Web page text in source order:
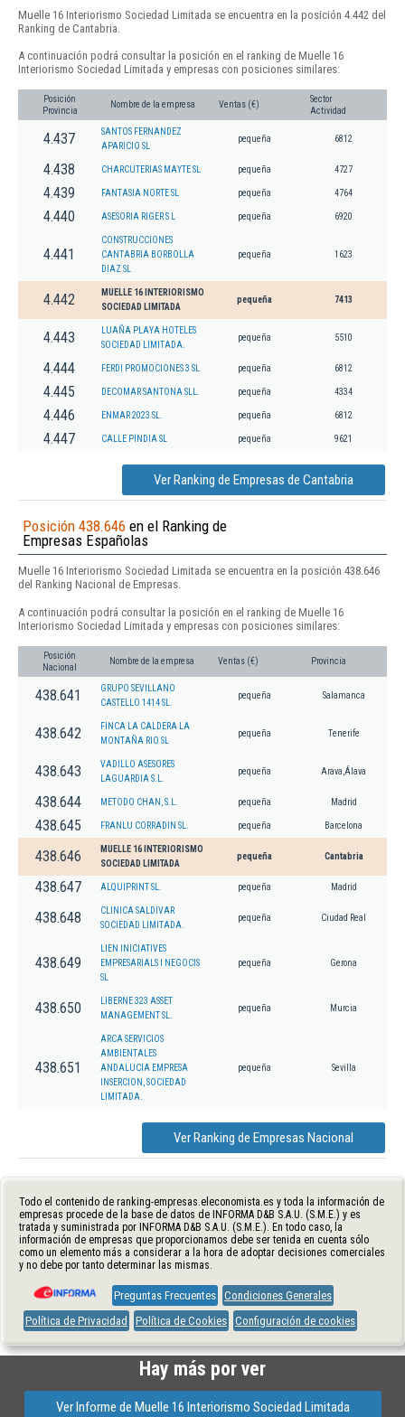
Muelle 16 Interiorismo Sociedad Limitada se encuentra en la posición 4.442 del
Ranking de Cantabria.
A continuación podrá consultar la posición en el ranking de Muelle 16
Interiorismo Sociedad Limitada y empresas con posiciones similares:
Posición
Provincia
Nombre de la empresa Ventas (€)
Sector
Actividad
4.437
SANTOS FERNANDEZ
APARICIO SL
pequeña 6812
4.438 CHARCUTERIAS MAYTE SL pequeña 4727
4.439 FANTASIA NORTE SL pequeña 4764
4.440 ASESORIA RIGER S L pequeña 6920
4.441
CONSTRUCCIONES
CANTABRIA BORBOLLA
DIAZ SL
pequeña 1623
4.442
MUELLE 16 INTERIORISMO
SOCIEDAD LIMITADA
pequeña 7413
4.443
LUAÑA PLAYA HOTELES
SOCIEDAD LIMITADA.
pequeña 5510
4.444 FERDI PROMOCIONES 3 SL pequeña 6812
4.445 DECOMAR SANTONA SLL. pequeña 4334
4.446 ENMAR 2023 SL. pequeña 6812
4.447 CALLE PINDIA SL pequeña 9621
Ver Ranking de Empresas de Cantabria
Posición 438.646 en el Ranking de
Empresas Españolas
Muelle 16 Interiorismo Sociedad Limitada se encuentra en la posición 438.646
del Ranking Nacional de Empresas.
A continuación podrá consultar la posición en el ranking de Muelle 16
Interiorismo Sociedad Limitada y empresas con posiciones similares:
Posición
Nacional
Nombre de la empresa Ventas (€) Provincia
438.641
GRUPO SEVILLANO
CASTELLO 1414 SL.
pequeña Salamanca
438.642
FINCA LA CALDERA LA
MONTAÑA RIO SL
pequeña Tenerife
438.643
VADILLO ASESORES
LAGUARDIA S.L.
pequeña Arava,Álava
438.644 METODO CHAN, S.L. pequeña Madrid
438.645 FRANLU CORRADIN SL. pequeña Barcelona
438.646
MUELLE 16 INTERIORISMO
SOCIEDAD LIMITADA
pequeña Cantabria
438.647 ALQUIPRINT SL. pequeña Madrid
438.648
CLINICA SALDIVAR
SOCIEDAD LIMITADA.
pequeña Ciudad Real
438.649
LIEN INICIATIVES
EMPRESARIALS I NEGOCIS
SL
pequeña Gerona
438.650
LIBERNE 323 ASSET
MANAGEMENT SL.
pequeña Murcia
438.651
ARCA SERVICIOS
AMBIENTALES
ANDALUCIA EMPRESA
INSERCION, SOCIEDAD
LIMITADA.
pequeña Sevilla
Ver Ranking de Empresas Nacional
Todo el contenido de ranking-empresas.eleconomista.es y toda la información de
empresas procede de la base de datos de INFORMA D&B S.A.U. (S.M.E.) y es
tratada y suministrada por INFORMA D&B S.A.U. (S.M.E.). En todo caso, la
información de empresas que proporcionamos debe ser tenida en cuenta sólo
como un elemento más a considerar a la hora de adoptar decisiones comerciales
y no debe por tanto determinar las mismas.
Preguntas Frecuentes Condiciones Generales
Política de Privacidad
Política de Cookies Configuración de cookies
Hay más por ver
Ver Informe de Muelle 16 Interiorismo Sociedad Limitada